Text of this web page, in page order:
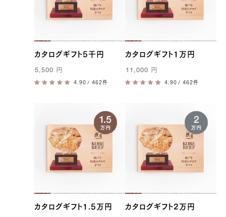
カタログギフト5千円
5,500 円
/ 462件
カタログギフト1万円
11,000 円
/ 462件
カタログギフト1.5万円 カタログギフト2万円